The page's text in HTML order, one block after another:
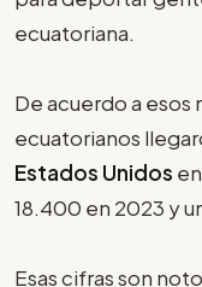
ecuatoriana.
De acuerdo a
ecuatorianos
Estados Unidos
18.400 en 2023 y
Esas cifras son